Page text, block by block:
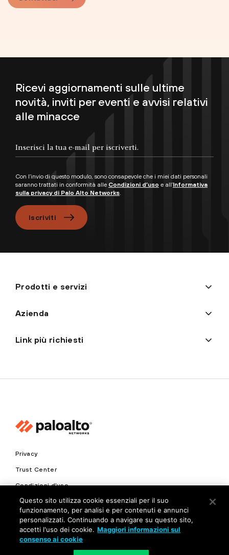
Ricevi aggiornamenti sulle ultime
novità, inviti per eventi e avvisi relativi
alle minacce
Con l’invio di questo modulo, sono consapevole che i miei dati personali
saranno trattati in conformità alle Condizioni d’uso e all’Informativa
sulla privacy di Palo Alto Networks.
Iscriviti
Prodotti e servizi
Azienda
Link più richiesti
Privacy
Trust Center
Condizioni d'uso
Documenti
Copyright © 2026 Palo Alto Networks. Tutti i diritti riservati
Questo sito utilizza cookie essenziali per il suo
funzionamento, per analisi e per contenuti e annunci
personalizzati. Continuando a navigare su questo sito,
accetti l'uso dei cookie. Maggiori informazioni sul
consenso ai cookie